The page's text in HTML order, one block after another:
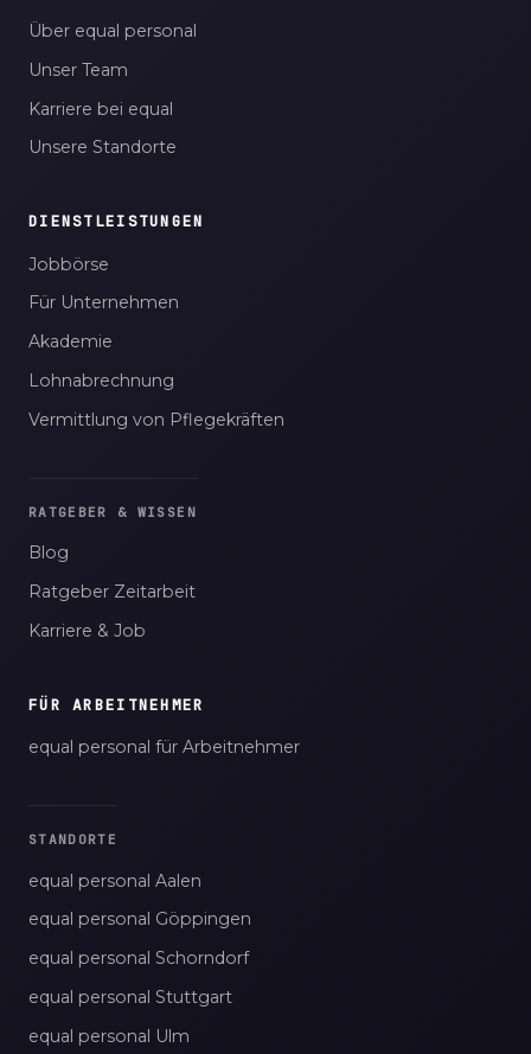
Über equal personal
Unser Team
Karriere bei equal
Unsere Standorte
DIENSTLEISTUNGEN
Jobbörse
Für Unternehmen
Akademie
Lohnabrechnung
Vermittlung von Pflegekräften
RATGEBER & WISSEN
Blog
Ratgeber Zeitarbeit
Karriere & Job
FÜR ARBEITNEHMER
equal personal für Arbeitnehmer
STANDORTE
equal personal Aalen
equal personal Göppingen
equal personal Schorndorf
equal personal Stuttgart
equal personal Ulm